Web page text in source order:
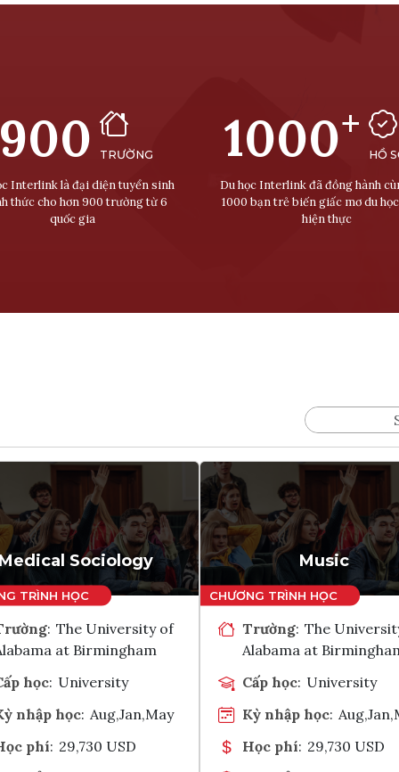
TRƯỜNG
Interlink là đại diện tuyển sinh
thức cho hơn 900 trường từ 6
quốc gia
1000+
HỒ
Du học Interlink đã đồng hành
1000 bạn trẻ biến giấc mơ du
hiện thực
Sociology
: The University of
at Birmingham
học: University
nhập học: Aug,Jan,May
phí: 29,730 USD
Music
Trường: The
Alabama at
Cấp học: University
Kỳ nhập học:
Học phí: 29,730 USD